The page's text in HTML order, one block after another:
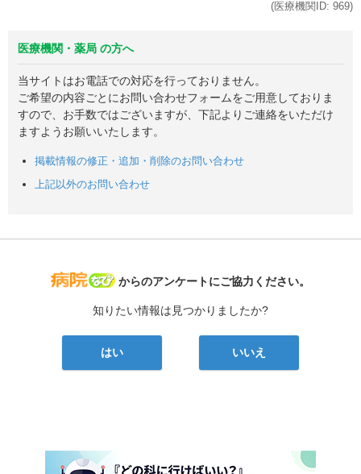
(医療機関ID: 969)
医療機関・薬局 の方へ
当サイトはお電話での対応を行っておりません。
ご希望の内容ごとにお問い合わせフォームをご用意しておりま
すので、お手数ではございますが、下記よりご連絡をいただけ
ますようお願いいたします。
掲載情報の修正・追加・削除のお問い合わせ
上記以外のお問い合わせ
病院なび
からのアンケートにご協力ください。
知りたい情報は見つかりましたか?
はい いいえ